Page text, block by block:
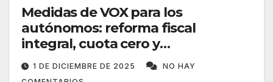
Medidas de VOX para los
autónomos: reforma fiscal
integral, cuota cero y
bonificaciones del 100% a la
contratación
1 DE DICIEMBRE DE 2025
NO HAY